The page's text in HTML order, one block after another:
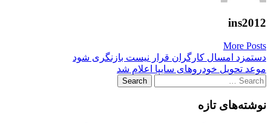
ins2012
More Posts
Post
navigation
دستمزد امسال کارگران قرار نیست بازنگری شود
موعد تحویل خودروهای سایپا اعلام شد
Search
for:
نوشته‌های تازه